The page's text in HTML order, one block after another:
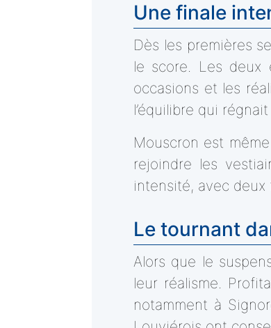
Une finale
Dès les premières
le score. Les deux
occasions et les
l’équilibre qui
Mouscron est
rejoindre les
intensité, avec
Le tournant
Alors que le
leur réalisme.
notamment à